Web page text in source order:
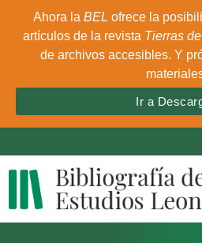
Ahora la BEL ofrece la
artículos de la revista Tierras
de archivos accesibles. Y
Ir a